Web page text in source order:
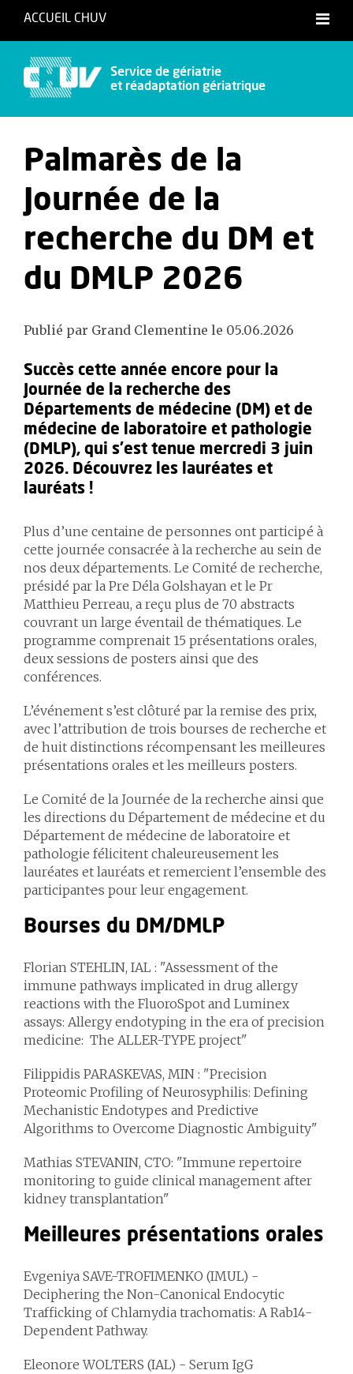
ACCUEIL CHUV
Service de gériatrie
et réadaptation gériatrique
Palmarès de la
Journée de la
recherche du DM et
du DMLP 2026
Publié par Grand Clementine le 05.06.2026
Succès cette année encore pour la
Journée de la recherche des
Départements de médecine (DM) et de
médecine de laboratoire et pathologie
(DMLP), qui s’est tenue mercredi 3 juin
2026. Découvrez les lauréates et
lauréats !
Plus d’une centaine de personnes ont participé à
cette journée consacrée à la recherche au sein de
nos deux départements. Le Comité de recherche,
présidé par la Pre Déla Golshayan et le Pr
Matthieu Perreau, a reçu plus de 70 abstracts
couvrant un large éventail de thématiques. Le
programme comprenait 15 présentations orales,
deux sessions de posters ainsi que des
conférences.
L’événement s’est clôturé par la remise des prix,
avec l’attribution de trois bourses de recherche et
de huit distinctions récompensant les meilleures
présentations orales et les meilleurs posters.
Le Comité de la Journée de la recherche ainsi que
les directions du Département de médecine et du
Département de médecine de laboratoire et
pathologie félicitent chaleureusement les
lauréates et lauréats et remercient l’ensemble des
participant·e·s pour leur engagement.
Bourses du DM/DMLP
Florian STEHLIN, IAL : "Assessment of the
immune pathways implicated in drug allergy
reactions with the FluoroSpot and Luminex
assays: Allergy endotyping in the era of precision
medicine: The ALLER-TYPE project"
Filippidis PARASKEVAS, MIN : "Precision
Proteomic Profiling of Neurosyphilis: Defining
Mechanistic Endotypes and Predictive
Algorithms to Overcome Diagnostic Ambiguity"
Mathias STEVANIN, CTO: "Immune repertoire
monitoring to guide clinical management after
kidney transplantation"
Meilleures présentations orales
Evgeniya SAVE-TROFIMENKO (IMUL) -
Deciphering the Non-Canonical Endocytic
Trafficking of Chlamydia trachomatis: A Rab14-
Dependent Pathway.
Eleonore WOLTERS (IAL) - Serum IgG